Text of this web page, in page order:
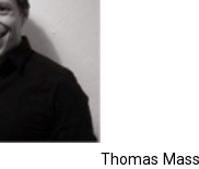
Thomas